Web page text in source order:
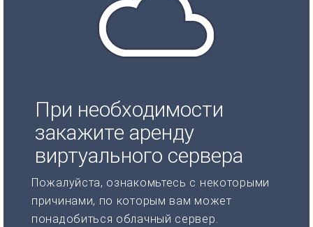
При необходимости
закажите аренду
виртуального сервера
Пожалуйста, ознакомьтесь с некоторыми
причинами, по которым вам может
понадобиться облачный сервер.